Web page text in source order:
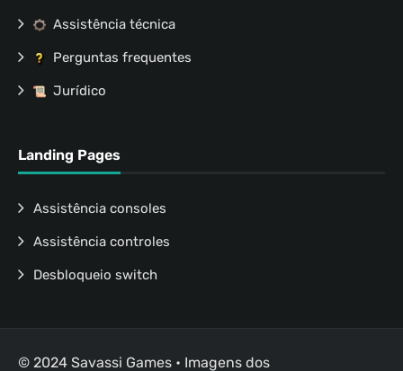
Assistência técnica
Perguntas frequentes
Jurídico
Landing Pages
Assistência consoles
Assistência controles
Desbloqueio switch
© 2024 Savassi Games • Imagens dos